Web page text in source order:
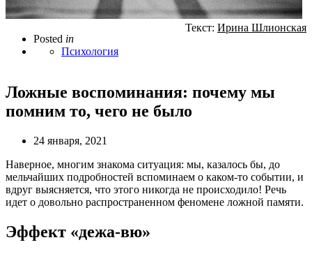
Posted in
Психология
Текст: Ирина Шлионская
Ложные воспоминания: почему мы
помним то, чего не было
24 января, 2021
Наверное, многим знакома ситуация: мы, казалось бы, до
мельчайших подробностей вспоминаем о каком-то событии, и
вдруг выясняется, что этого никогда не происходило! Речь
идет о довольно распространенном феномене ложной памяти.
Эффект «дежа-вю»